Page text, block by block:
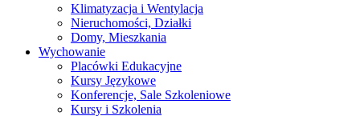
Klimatyzacja i Wentylacja
Nieruchomości, Działki
Domy, Mieszkania
Wychowanie
Placówki Edukacyjne
Kursy Językowe
Konferencje, Sale Szkoleniowe
Kursy i Szkolenia